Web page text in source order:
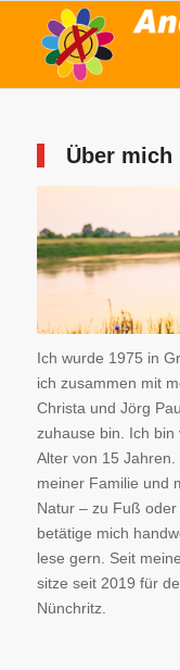
Über mich
Ich wurde 1975 in
ich zusammen mit
Christa und Jörg
zuhause bin. Ich
Alter von 15
meiner Familie und
Natur – zu Fuß
betätige mich
lese gern. Seit
sitze seit 2019 für
Nünchritz.